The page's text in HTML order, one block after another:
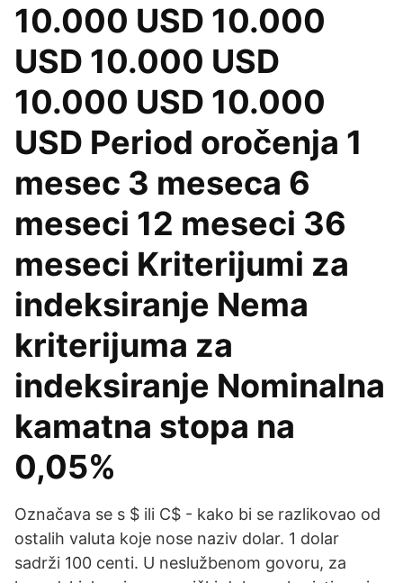
10.000 USD 10.000
USD 10.000 USD
10.000 USD 10.000
USD Period oročenja 1
mesec 3 meseca 6
meseci 12 meseci 36
meseci Kriterijumi za
indeksiranje Nema
kriterijuma za
indeksiranje Nominalna
kamatna stopa na
0,05%
Označava se s $ ili C$ - kako bi se razlikovao od
ostalih valuta koje nose naziv dolar. 1 dolar
sadrži 100 centi. U neslužbenom govoru, za